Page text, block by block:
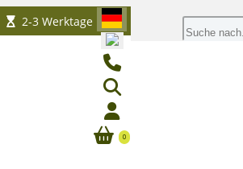
2-3 Werktage
0